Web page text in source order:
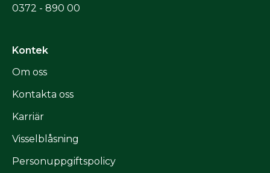
0372 - 890 00
Kontek
Om oss
Kontakta oss
Karriär
Visselblåsning
Personuppgiftspolicy